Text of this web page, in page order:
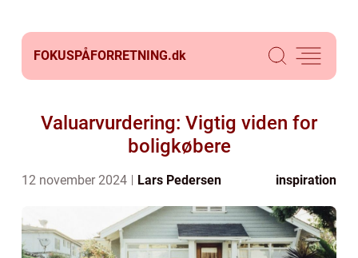
FOKUSPÅFORRETNING.dk
Valuarvurdering: Vigtig viden for
boligkøbere
12 november 2024 Lars Pedersen inspiration